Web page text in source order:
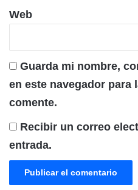
Web
Guarda mi nombre,
en este navegador para
comente.
Recibir un correo
entrada.